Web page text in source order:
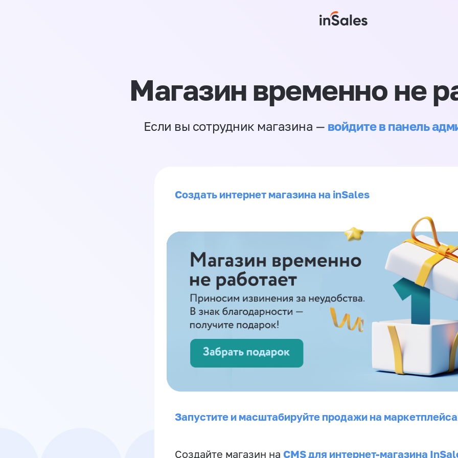
Магазин временно не
Если вы сотрудник магазина — войдите в панель
Создать интернет магазина на inSales
Запустите и масштабируйте продажи на
Создайте магазин на CMS для интернет-магазина